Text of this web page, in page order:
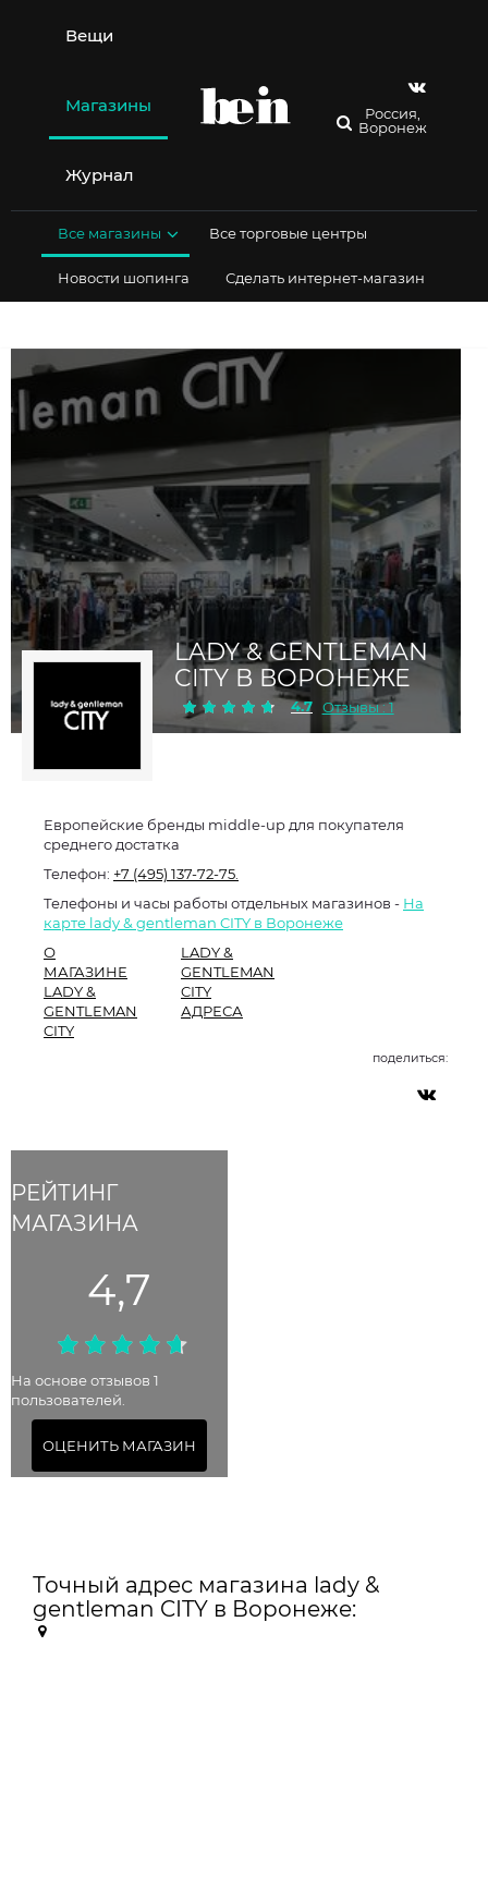
содержимому
Вещи
Магазины
Журнал
Россия,
Воронеж
Все магазины Все торговые центры
Новости шопинга Сделать интернет-магазин
LADY & GENTLEMAN
CITY В ВОРОНЕЖЕ
4.7 Отзывы : 1
РЕЙТИНГ
МАГАЗИНА
4,7
На основе отзывов 1
пользователей.
ОЦЕНИТЬ МАГАЗИН
Европейские бренды middle-up для покупателя
среднего достатка
Телефон: +7 (495) 137-72-75.
Телефоны и часы работы отдельных магазинов - На
карте lady & gentleman CITY в Воронеже
О
МАГАЗИНЕ
LADY &
GENTLEMAN
CITY
LADY &
GENTLEMAN
CITY
АДРЕСА
поделиться:
Точный адрес магазина lady &
gentleman CITY в Воронеже: